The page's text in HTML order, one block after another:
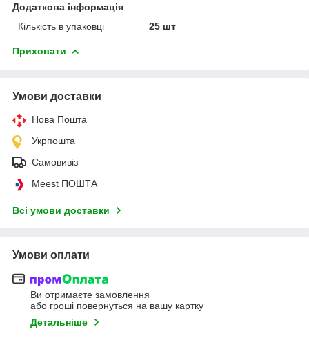
Додаткова інформація
Кількість в упаковці
25 шт
Приховати
Умови доставки
Нова Пошта
Укрпошта
Самовивіз
Meest ПОШТА
Всі умови доставки
Умови оплати
Ви отримаєте замовлення
або гроші повернуться на вашу картку
Детальніше